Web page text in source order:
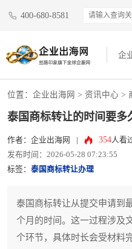
400-680-8581
企
位置： 企业出海网 > 资讯中心 >
泰国商标转让的时间要多
作者：企业出海网 354人看
发布时间：2026-05-28 07:23:55
标签： 泰国商标转让办理
泰国商标转让从提交申请到
个月的时间。这一过程涉及
个环节，具体时长会受材料